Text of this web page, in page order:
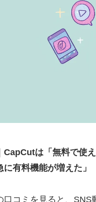
CapCutは「無料で使
に有料機能が増えた」
口コミを見ると、SNS